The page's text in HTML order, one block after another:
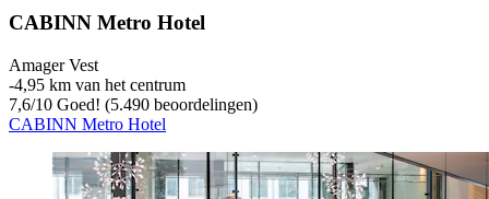
CABINN Metro Hotel
Amager Vest
‐4,95 km van het centrum
7,6/10 Goed! (5.490 beoordelingen)
CABINN Metro Hotel